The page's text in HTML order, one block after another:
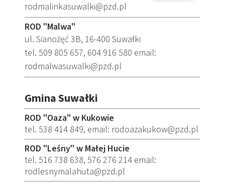
rodmalinkasuwalki@pzd.pl
ROD "Malwa"
ul. Sianożęć 3B, 16-400 Suwałki
tel. 509 805 657, 604 916 580 email:
rodmalwasuwalki@pzd.pl
Gmina Suwałki
ROD "Oaza" w Kukowie
tel. 538 414 849, email: rodoazakukow@pzd.pl
ROD "Leśny" w Małej Hucie
tel. 516 738 638, 576 276 214 email:
rodlesnymalahuta@pzd.pl